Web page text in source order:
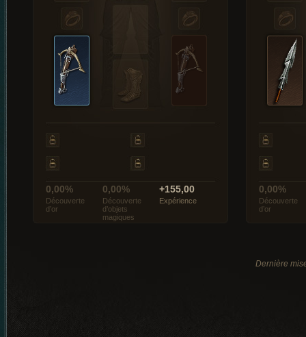
0,00%
Découverte
d’or
0,00%
Découverte
d’objets
magiques
+155,00
Expérience
0,00%
Découverte
d’or
Dernière